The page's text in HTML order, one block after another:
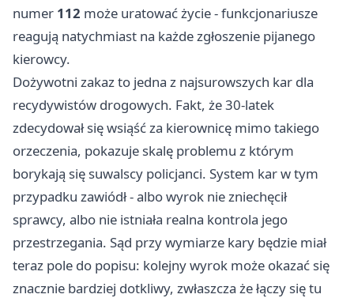
numer 112 może uratować życie - funkcjonariusze
reagują natychmiast na każde zgłoszenie pijanego
kierowcy.
Dożywotni zakaz to jedna z najsurowszych kar dla
recydywistów drogowych. Fakt, że 30-latek
zdecydował się wsiąść za kierownicę mimo takiego
orzeczenia, pokazuje skalę problemu z którym
borykają się suwalscy policjanci. System kar w tym
przypadku zawiódł - albo wyrok nie zniechęcił
sprawcy, albo nie istniała realna kontrola jego
przestrzegania. Sąd przy wymiarze kary będzie miał
teraz pole do popisu: kolejny wyrok może okazać się
znacznie bardziej dotkliwy, zwłaszcza że łączy się tu